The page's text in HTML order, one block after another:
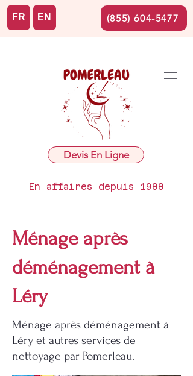
Devis En Ligne
En affaires depuis 1988
FR EN (855) 604-5477
Ménage après
déménagement à
Léry
Ménage après déménagement à
Léry et autres services de
nettoyage par Pomerleau.